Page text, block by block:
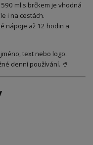
ml s brčkem je vhodná
i na cestách.
nápoje až 12 hodin a
text nebo logo.
denní používání. 🥤